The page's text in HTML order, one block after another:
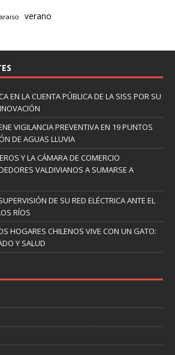
verano
EN LA CUENTA PÚBLICA DE LA SISS POR SU
VIGILANCIA PREVENTIVA EN 19 PUNTOS
DE AGUAS LLUVIA
Y LA CÁMARA DE COMERCIO
VALDIVIANOS A SUMARSE A
DE SU RED ELÉCTRICA ANTE EL
RÍOS
HOGARES CHILENOS VIVE CON UN GATO:
Y SALUD